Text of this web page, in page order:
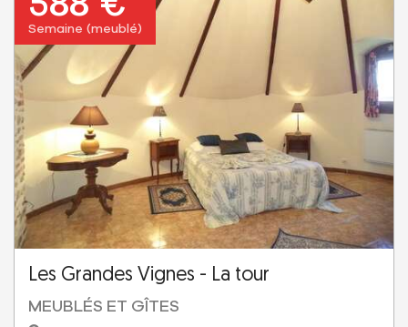
Semaine (meublé)
Les Grandes Vignes - La tour
MEUBLÉS ET GÎTES